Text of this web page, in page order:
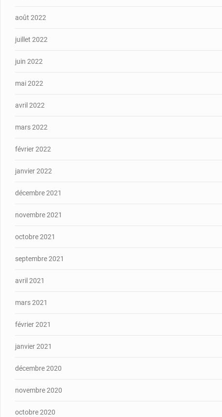
août 2022
juillet 2022
juin 2022
mai 2022
avril 2022
mars 2022
février 2022
janvier 2022
décembre 2021
novembre 2021
octobre 2021
septembre 2021
avril 2021
mars 2021
février 2021
janvier 2021
décembre 2020
novembre 2020
octobre 2020